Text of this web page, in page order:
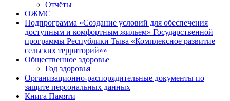
Отчёты
ОЖМС
Подпрограмма «Создание условий для обеспечения
доступным и комфортным жильем» Государственной
программы Республики Тыва «Комплексное развитие
сельских территорий»»
Общественное здоровье
Год здоровья
Организационно-распорядительные документы по
защите персональных данных
Книга Памяти